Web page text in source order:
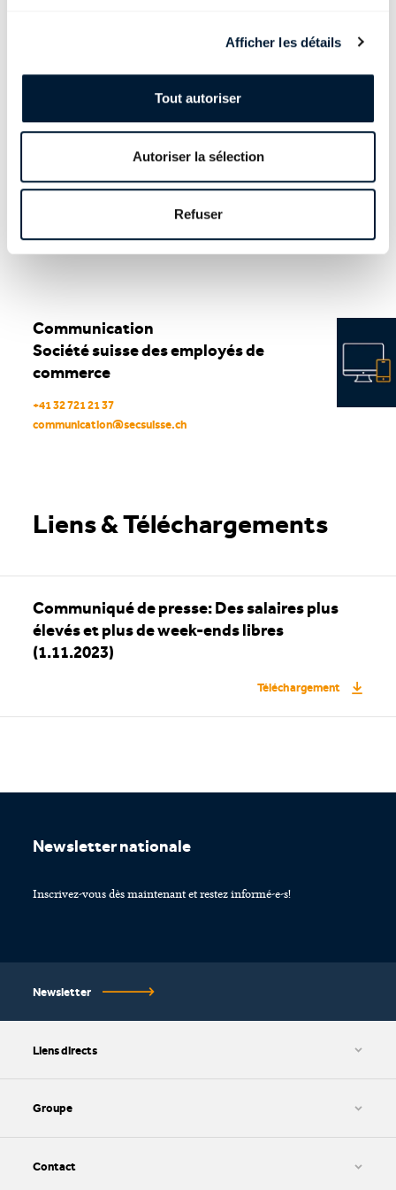
Afficher les détails
Tout autoriser
Autoriser la sélection
Refuser
rejeté, après une très longue procédure, tous les arguments des
nombreuses oppositions des employeurs tessinois qui refusaient
un salaire minimum pour les salarié-e-s dans leur canton. Ils
regrettent cependant que ce blocage ait retardé de presque deux
ans l’entrée en vigueur de la CCT et de ses améliorations.
Les partenaires sociaux continueront à œuvrer ensemble pour
améliorer l’attractivité de la branche pour les employé-e-s et les
Communication
Société suisse des employés de
commerce
+41 32 721 21 37
communication@secsuisse.ch
Liens & Téléchargements
Communiqué de presse: Des salaires plus
élevés et plus de week-ends libres
(1.11.2023)
Téléchargement
Liens directs
Impressum
Groupe
SIZ AG
Contact
Newsletter nationale
Inscrivez-vous dès maintenant et restez informé-e-s!
Newsletter